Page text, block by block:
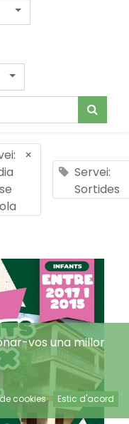
×
Servei:
Sortides
vos una millor
cookies Estic d'acord